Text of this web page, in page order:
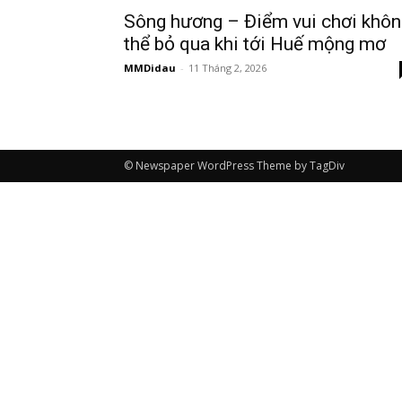
Sông hương – Điểm vui chơi
thể bỏ qua khi tới Huế mộng mơ
MMDidau - 11 Tháng 2, 2026
© Newspaper WordPress Theme by TagDiv